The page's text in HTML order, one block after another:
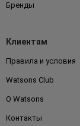
Бренды
Клиентам
Правила и условия
Watsons Club
О Watsons
Контакты